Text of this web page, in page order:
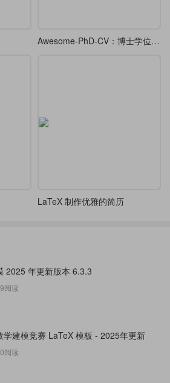
Awesome-PhD-CV：博士学位申请简历
LaTeX 制作优雅的简历
2025 年更新版本 6.3.3
阅读
学建模竞赛 LaTeX 模板 - 2025年更新
阅读